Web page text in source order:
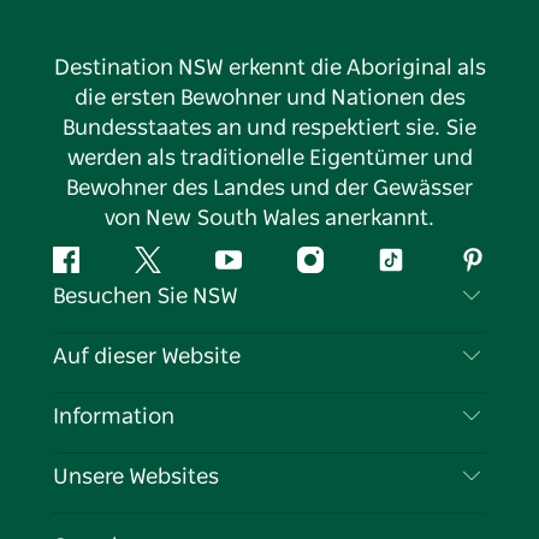
Destination NSW erkennt die Aboriginal als
die ersten Bewohner und Nationen des
Bundesstaates an und respektiert sie. Sie
werden als traditionelle Eigentümer und
Bewohner des Landes und der Gewässer
von New South Wales anerkannt.
FacebookTwitter YouTubeInstagramTikTok
Besuchen Sie NSW
Kontaktieren Sie uns
Cookie-Hinweis
Auf dieser Website
Reiseziele
Information
Reiseinformationen
Unsere Websites